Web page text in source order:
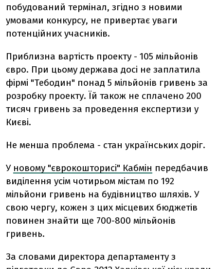
побудований термінал, згідно з новими
умовами конкурсу, не привертає уваги
потенційних учасників.
Приблизна вартість проекту - 105 мільйонів
євро. При цьому держава досі не заплатила
фірмі "Тебодин" понад 5 мільйонів гривень за
розробку проекту. Їй також не сплачено 200
тисяч гривень за проведення експертизи у
Києві.
Не менша проблема - стан українських доріг.
У новому "єврокошторисі" Кабмін передбачив
виділення усім чотирьом містам по 192
мільйони гривень на будівництво шляхів. У
свою чергу, кожен з цих місцевих бюджетів
повинен знайти ще 700-800 мільйонів
гривень.
За словами директора департаменту з